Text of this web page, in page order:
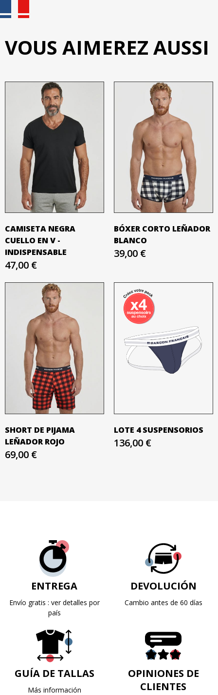
VOUS AIMEREZ AUSSI
CAMISETA NEGRA
CUELLO EN V -
INDISPENSABLE
47,00 €
BÓXER CORTO LEÑADOR
BLANCO
39,00 €
SHORT DE PIJAMA
LEÑADOR ROJO
69,00 €
LOTE 4 SUSPENSORIOS
136,00 €
ENTREGA
Envío gratis : ver detalles por
país
DEVOLUCIÓN
Cambio antes de 60 días
GUÍA DE TALLAS
Más información
OPINIONES DE
CLIENTES